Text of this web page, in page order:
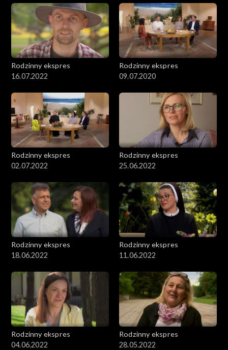
Rodzinny ekspres
16.07.2022
Rodzinny ekspres
09.07.2020
Rodzinny ekspres
02.07.2022
Rodzinny ekspres
25.06.2022
Rodzinny ekspres
18.06.2022
Rodzinny ekspres
11.06.2022
Rodzinny ekspres
04.06.2022
Rodzinny ekspres
28.05.2022